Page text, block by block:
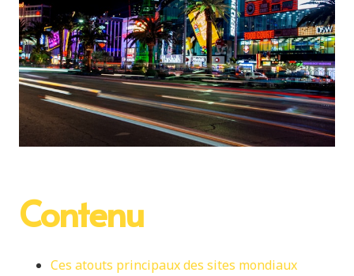
Contenu
Ces atouts principaux des sites mondiaux